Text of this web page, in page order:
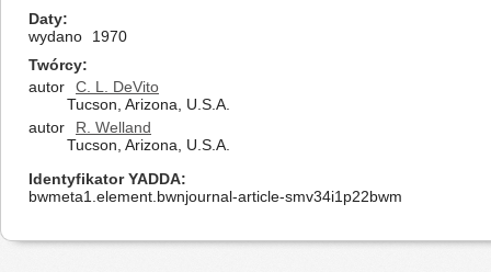
Daty
wydano
1970
Twórcy
autor
C. L. DeVito
Tucson, Arizona, U.S.A.
autor
R. Welland
Tucson, Arizona, U.S.A.
Identyfikator YADDA
bwmeta1.element.bwnjournal-article-smv34i1p22bwm